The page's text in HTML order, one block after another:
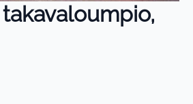
takavaloumpio,